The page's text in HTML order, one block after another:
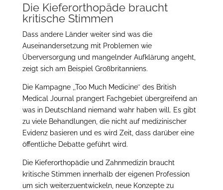
Die Kieferorthopäde braucht
kritische Stimmen
Dass andere Länder weiter sind was die
Auseinandersetzung mit Problemen wie
Überversorgung und mangelnder Aufklärung angeht,
zeigt sich am Beispiel Großbritanniens.
Die Kampagne ,,Too Much Medicine’’ des British
Medical Journal prangert Fachgebiet übergreifend an
was in Deutschland niemand wahr haben will. Es gibt
zu viele Behandlungen, die nicht auf medizinischer
Evidenz basieren und es wird Zeit, dass darüber eine
öffentliche Debatte geführt wird.
Die Kieferorthopädie und Zahnmedizin braucht
kritische Stimmen innerhalb der eigenen Profession
um sich weiterzuentwickeln, neue Konzepte zu